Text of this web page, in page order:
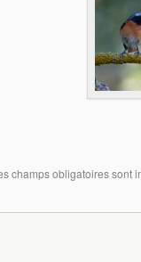
champs obligatoires sont